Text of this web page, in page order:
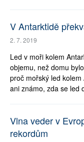
V Antarktidě
2. 7. 2019
Led v moři kolem
objemu, než domu
proč mořský led
ani známo, zda se led
Vlna veder v
rekordům